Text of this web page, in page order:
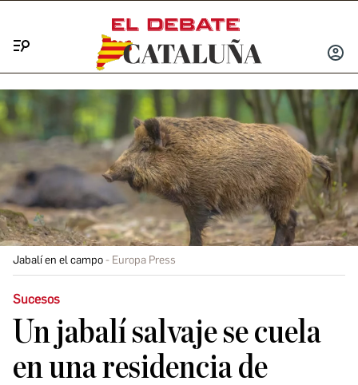
INICIAR
Jabalí en el campo Europa Press
Sucesos
Un jabalí salvaje se cuela
en una residencia de